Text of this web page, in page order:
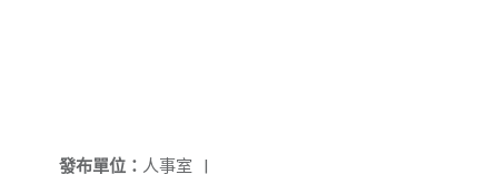
發布單位： 人事室 |